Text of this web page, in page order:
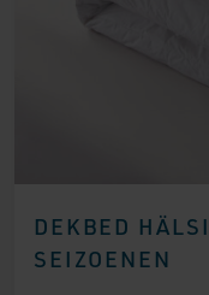
DEKBED
SEIZOENEN